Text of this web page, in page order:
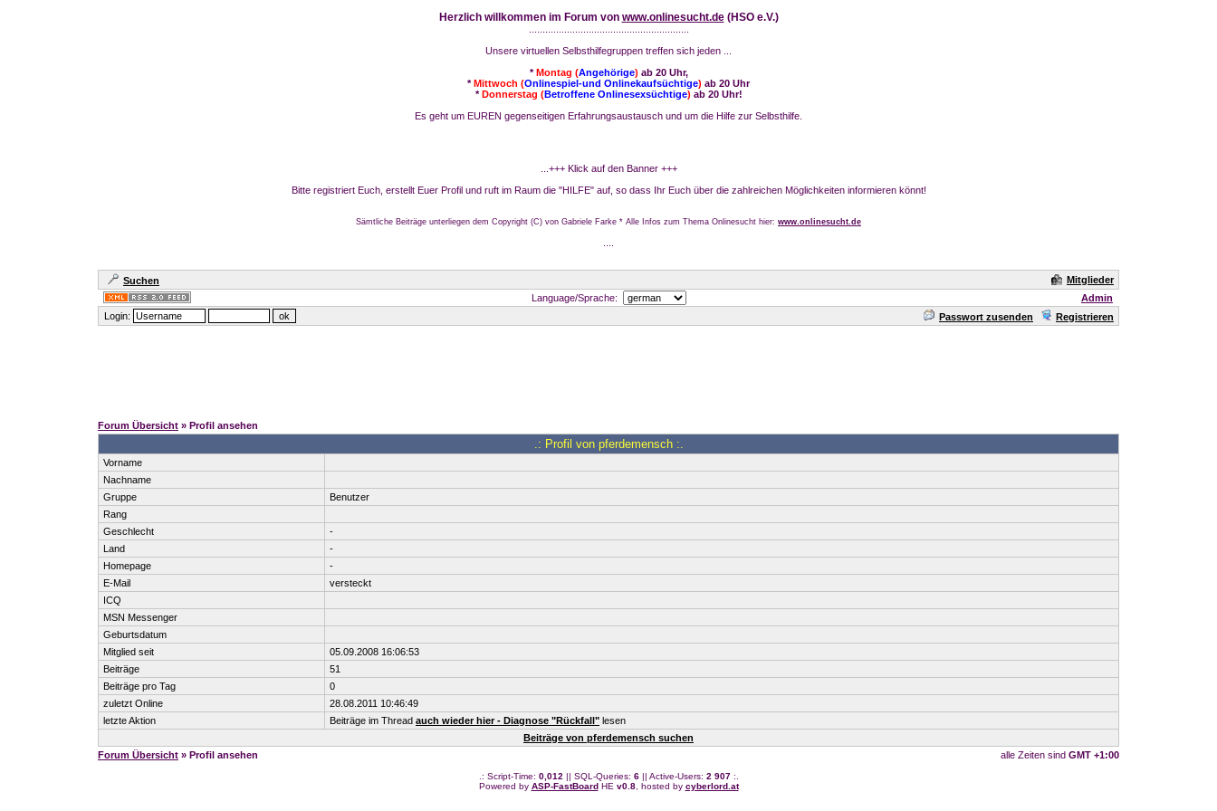
Herzlich willkommen im Forum von www.onlinesucht.de(HSO e.V.)
Unsere virtuellen Selbsthilfegruppen treffen sich jeden ...
*Montag (Angehörige) ab 20 Uhr,
*Mittwoch (Onlinespiel-und Onlinekaufsüchtige) ab 20 Uhr
*Donnerstag (Betroffene Onlinesexsüchtige) ab 20 Uhr!
Es geht um EUREN gegenseitigen Erfahrungsaustausch und um die Hilfe zur Selbsthilfe.
...+++ Klick auf den Banner +++
Bitte registriert Euch, erstellt Euer Profil und ruft im Raum die "HILFE" auf, so dass Ihr Euch über die zahlreichen Möglichkeiten informieren könnt!
Sämtliche Beiträge unterliegen dem Copyright (C) von Gabriele Farke * Alle Infos zum Thema Onlinesucht hier: www.onlinesucht.de
Suchen
Mitglieder
Language/Sprache:
Admin
Login:
Passwort zusenden Registrieren
Forum Übersicht » Profil ansehen
.: Profil von pferdemensch :.
Vorname
Nachname
Gruppe
Benutzer
Rang
Geschlecht
-
Land
-
Homepage
-
E-Mail
versteckt
ICQ
MSN Messenger
Geburtsdatum
Mitglied seit
05.09.2008 16:06:53
Beiträge
51
Beiträge pro Tag
0
zuletzt Online
28.08.2011 10:46:49
letzte Aktion
Beiträge im Thread auch wieder hier - Diagnose "Rückfall" lesen
Beiträge von pferdemensch suchen
Forum Übersicht » Profil ansehen alle Zeiten sind GMT +1:00
.: Script-Time: 0,012 || SQL-Queries: 6|| Active-Users: 2 907:.
Powered by ASP-FastBoardHE v0.8, hosted by cyberlord.at